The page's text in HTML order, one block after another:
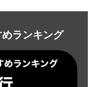
ランキング